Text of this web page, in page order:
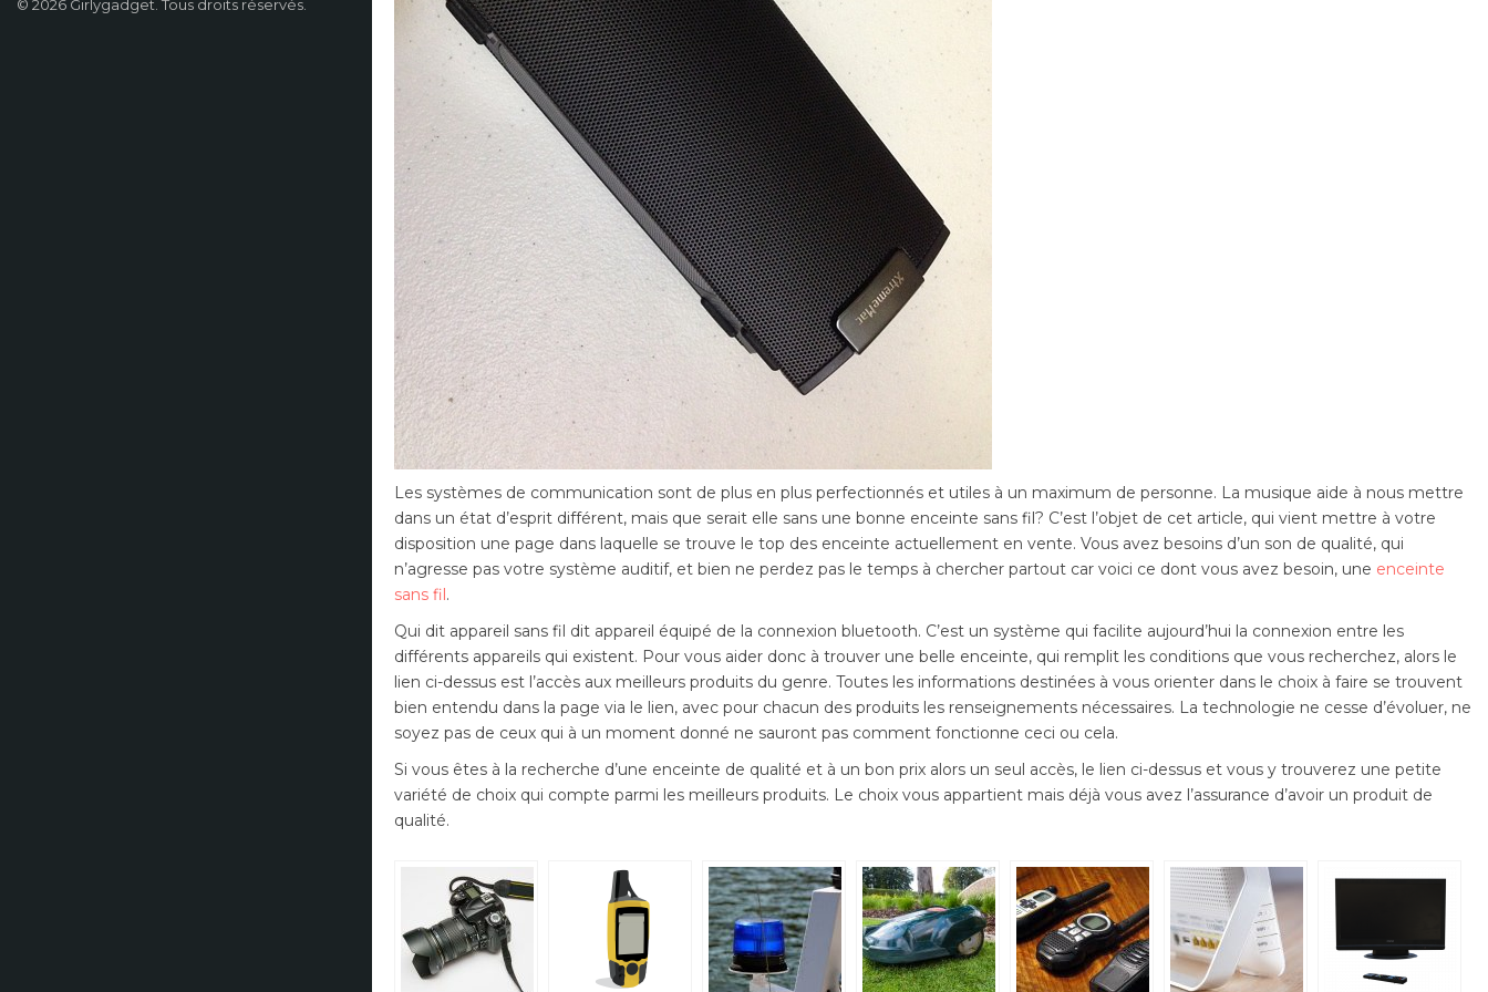
Les systèmes de communication sont de plus en plus perfectionnés et utiles à un maximum de personne. La musique aide à nous mettre
dans un état d’esprit différent, mais que serait elle sans une bonne enceinte sans fil? C’est l’objet de cet article, qui vient mettre à votre
disposition une page dans laquelle se trouve le top des enceinte actuellement en vente. Vous avez besoins d’un son de qualité, qui
n’agresse pas votre système auditif, et bien ne perdez pas le temps à chercher partout car voici ce dont vous avez besoin, une enceinte
sans fil.
Qui dit appareil sans fil dit appareil équipé de la connexion bluetooth. C’est un système qui facilite aujourd’hui la connexion entre les
différents appareils qui existent. Pour vous aider donc à trouver une belle enceinte, qui remplit les conditions que vous recherchez, alors le
lien ci-dessus est l’accès aux meilleurs produits du genre. Toutes les informations destinées à vous orienter dans le choix à faire se trouvent
bien entendu dans la page via le lien, avec pour chacun des produits les renseignements nécessaires. La technologie ne cesse d’évoluer, ne
soyez pas de ceux qui à un moment donné ne sauront pas comment fonctionne ceci ou cela.
Si vous êtes à la recherche d’une enceinte de qualité et à un bon prix alors un seul accès, le lien ci-dessus et vous y trouverez une petite
variété de choix qui compte parmi les meilleurs produits. Le choix vous appartient mais déjà vous avez l’assurance d’avoir un produit de
qualité.
© 2026 Girlygadget. Tous droits réservés.